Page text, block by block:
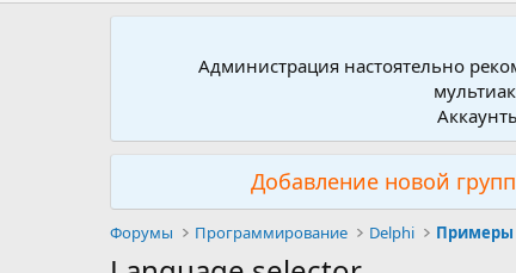
Администрация настоятельно
Добавление новой
Форумы Программирование Delphi Примеры